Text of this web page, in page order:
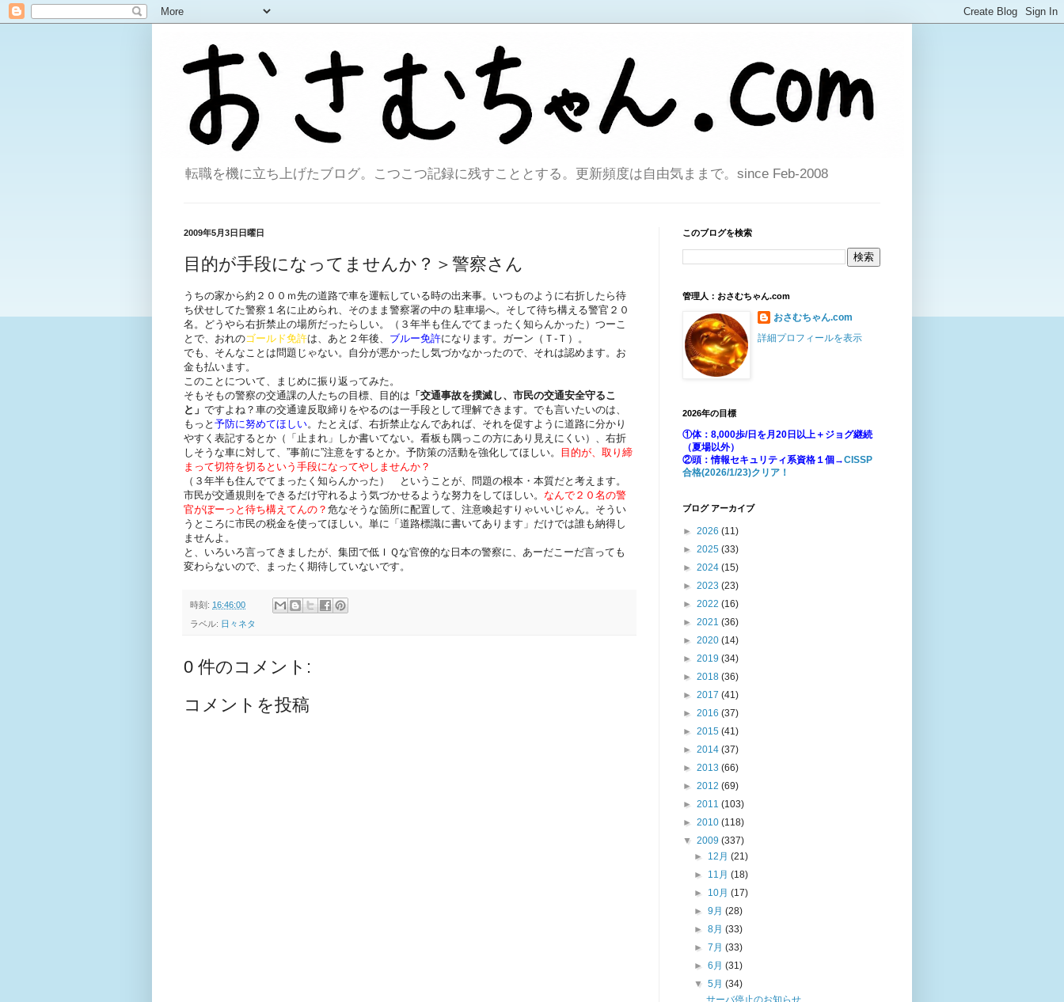
転職を機に立ち上げたブログ。こつこつ記録に残すこととする。更新頻度は自由気ままで。since Feb-2008
2009年5月3日日曜日
目的が手段になってませんか？＞警察さん
うちの家から約２００ｍ先の道路で車を運転している時の出来事。いつものように右折したら待
ち伏せしてた警察１名に止められ、そのまま警察署の中の 駐車場へ。そして待ち構える警官２０
名。どうやら右折禁止の場所だったらしい。（３年半も住んでてまったく知らんかった）つーこ
とで、おれのゴールド免許は、あと２年後、 ブルー免許になります。ガーン（Ｔ-Ｔ）。
でも、そんなことは問題じゃない。自分が悪かったし気づかなかったので、それは認めます。お
金も払います。
このことについて、まじめに振り返ってみた。
そもそもの警察の交通課の人たちの目標、目的は 「交通事故を撲滅し、市民の交通安全守るこ
と」 ですよね？車の交通違反取締りをやるのは一手段として理解できます。でも言いたいのは、
もっと 予防に努めてほしい。たとえば、右折禁止なんであれば、それを促すように道路に分かり
やすく表記するとか（「止まれ」しか書いてない。看板も隅っこの方にあり見えにくい）、右折
しそうな車に対して、”事前に”注意をするとか。予防策の活動を強化してほしい。
目的が、取り締
まって切符を切るという手段になってやしませんか？
（３年半も住んでてまったく知らんかった） ということが、問題の根本・本質だと考えます。
市民が交通規則をできるだけ守れるよう気づかせるような努力をしてほしい。 なんで２０名の警
官がぼーっと待ち構えてんの？ 危なそうな箇所に配置して、注意喚起すりゃいいじゃん。そうい
うところに市民の税金を使ってほしい。単に「道路標識に書いてあります」だけでは誰も納得し
ませんよ。
と、いろいろ言ってきましたが、集団で低ＩＱな官僚的な日本の警察に、あーだこーだ言っても
変わらないので、まったく期待していないです。
時刻: 16:46:00
ラベル: 日々ネタ
0 件のコメント:
コメントを投稿
このブログを検索
管理人：おさむちゃん.com
おさむちゃん.com
詳細プロフィールを表示
2026年の目標
①体：8,000歩/日を月20日以上＋ジョグ継続
（夏場以外）
②頭：情報セキュリティ系資格１個→CISSP
合格(2026/1/23)クリア！
ブログ アーカイブ
► 2026 (11)
► 2025 (33)
► 2024 (15)
► 2023 (23)
► 2022 (16)
► 2021 (36)
► 2020 (14)
► 2019 (34)
► 2018 (36)
► 2017 (41)
► 2016 (37)
► 2015 (41)
► 2014 (37)
► 2013 (66)
► 2012 (69)
► 2011 (103)
► 2010 (118)
▼ 2009 (337)
► 12月(21)
► 11月(18)
► 10月(17)
►9月(28)
►8月(33)
►7月(33)
►6月(31)
▼5月(34)